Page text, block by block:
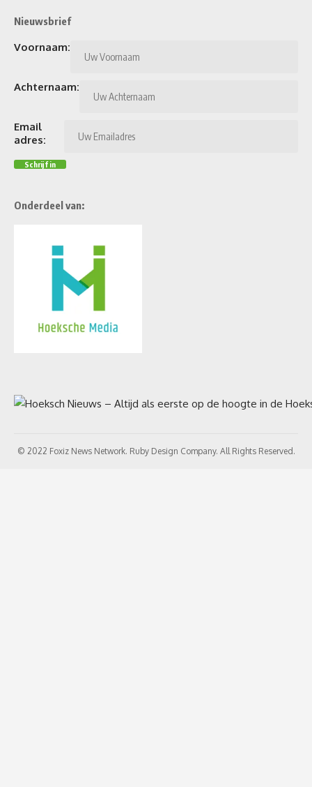
Nieuwsbrief
Voornaam:
Achternaam:
Email
adres:
Onderdeel van:
© 2022 Foxiz News Network. Ruby Design Company. All Rights Reserved.